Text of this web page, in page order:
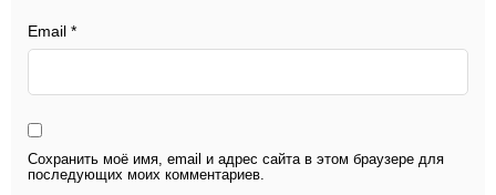
Email *
Сохранить моё имя, email и адрес сайта в этом браузере для
последующих моих комментариев.